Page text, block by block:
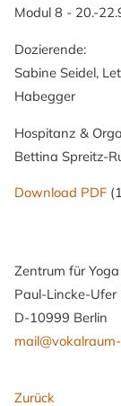
Modul 8 - 20.-
Dozierende:
Sabine Seidel,
Habegger
Hospitanz &
Bettina Spreitz-
Download PDF
Zentrum für
Paul-Lincke-Ufer
D-10999 Berlin
Zurück